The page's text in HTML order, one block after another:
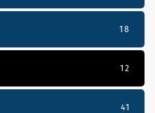
18
12
41